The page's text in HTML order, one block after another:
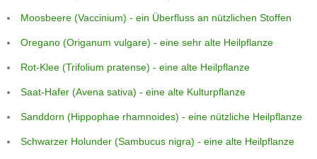
Moosbeere (Vaccinium) - ein Überfluss an nützlichen Stoffen
Oregano (Origanum vulgare) - eine sehr alte Heilpflanze
Rot-Klee (Trifolium pratense) - eine alte Heilpflanze
Saat-Hafer (Avena sativa) - eine alte Kulturpflanze
Sanddorn (Hippophae rhamnoides) - eine nützliche Heilpflanze
Schwarzer Holunder (Sambucus nigra) - eine alte Heilpflanze